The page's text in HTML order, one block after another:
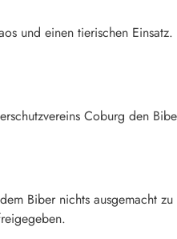
und einen tierischen
Coburg den
Biber nichts ausgemacht